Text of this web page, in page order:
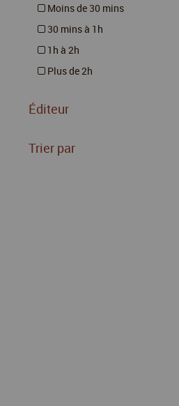
Moins de 30 mins
30 mins à 1h
1h à 2h
Plus de 2h
Éditeur
Trier par